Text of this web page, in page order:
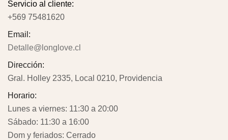
Servicio al cliente:
+569 75481620
Email:
Detalle@longlove.cl
Dirección:
Gral. Holley 2335, Local 0210, Providencia
Horario:
Lunes a viernes: 11:30 a 20:00
Sábado: 11:30 a 16:00
Dom y feriados: Cerrado